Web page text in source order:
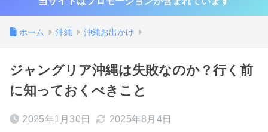
ホーム 沖縄 沖縄お出かけ
ジャングリア沖縄は失敗なのか？行く前
に知っておくべきこと
2025年1月30日 2025年8月4日